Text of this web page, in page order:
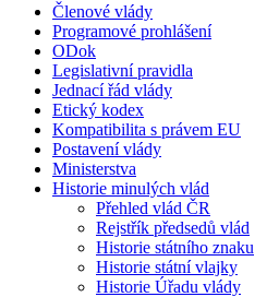
Členové vlády
Programové prohlášení
ODok
Legislativní pravidla
Jednací řád vlády
Etický kodex
Kompatibilita s právem EU
Postavení vlády
Ministerstva
Historie minulých vlád
Přehled vlád ČR
Rejstřík předsedů vlád
Historie státního znaku
Historie státní vlajky
Historie Úřadu vlády